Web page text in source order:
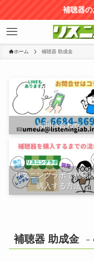
補聴器の
ホーム 補聴器 助成金
お問い合わせ
リスニングラボで補聴
購入する方法
補聴器 助成金 –